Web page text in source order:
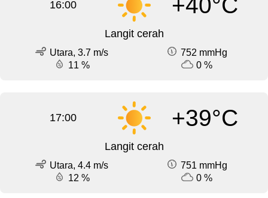
16:00
Langit cerah
Utara, 3.7 m/s
752 mmHg
11 %
0 %
17:00 +39°C
Langit cerah
Utara, 4.4 m/s
751 mmHg
12 %
0 %